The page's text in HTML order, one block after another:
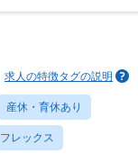
求人の特徴タグの説明
産休・育休あり
フレックス